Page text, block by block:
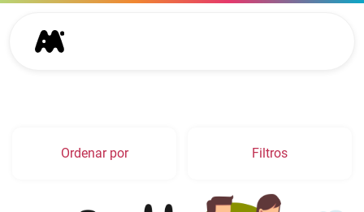
Ordenar por Filtros